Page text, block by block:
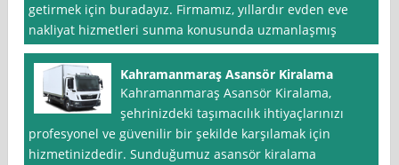
getirmek için buradayız. Firmamız, yıllardır evden eve
nakliyat hizmetleri sunma konusunda uzmanlaşmış
Kahramanmaraş Asansör Kiralama
Kahramanmaraş Asansör Kiralama,
şehrinizdeki taşımacılık ihtiyaçlarınızı
profesyonel ve güvenilir bir şekilde karşılamak için
hizmetinizdedir. Sunduğumuz asansör kiralama